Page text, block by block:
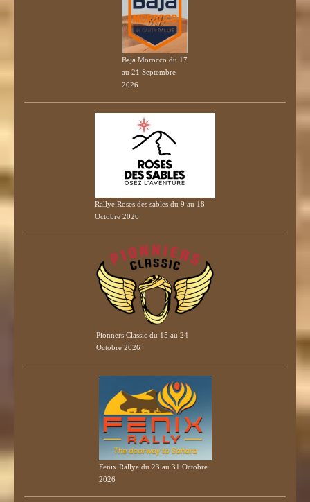
Baja Morocco du 17
au 21 Septembre
2026
Rallye Roses des sables du 9 au 18
Octobre 2026
Pionners Classic du 15 au 24
Octobre 2026
Fenix Rallye du 23 au 31 Octobre
2026